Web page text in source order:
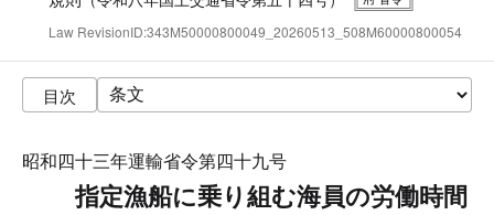
Law RevisionID:343M50000800049_20260513_508M60000800054
目次
昭和四十三年運輸省令第四十九号
指定漁船に乗り組む海員の労働時間